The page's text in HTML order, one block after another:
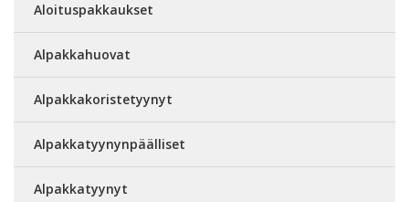
Aloituspakkaukset
Alpakkahuovat
Alpakkakoristetyynyt
Alpakkatyynynpäälliset
Alpakkatyynyt